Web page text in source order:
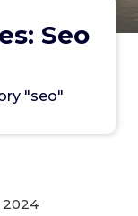
Seo
"seo"
2024